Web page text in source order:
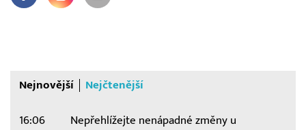
Nejnovější Nejčtenější
16:06
Nepřehlížejte nenápadné změny u